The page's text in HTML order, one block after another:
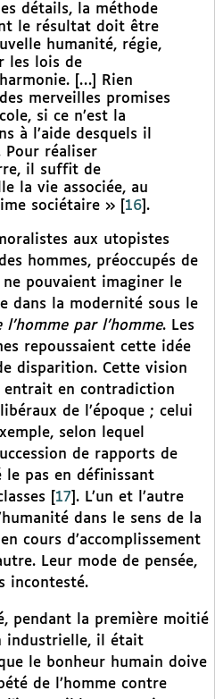
détails, la méthode
le résultat doit être
humanité, régie,
les lois de
[…] Rien
merveilles promises
si ce n’est la
à l’aide desquels il
Pour réaliser
il suffit de
la vie associée, au
sociétaire »
16 .
aux utopistes
hommes, préoccupés de
ne pouvaient imaginer le
dans la modernité sous le
par l’homme. Les
repoussaient cette idée
disparition. Cette vision
entrait en contradiction
de l’époque ; celui
selon lequel
de rapports de
pas en définissant
17 . L’un et l’autre
dans le sens de la
cours d’accomplissement
Leur mode de pensée,
incontesté.
pendant la première moitié
industrielle, il était
le bonheur humain doive
de l’homme contre